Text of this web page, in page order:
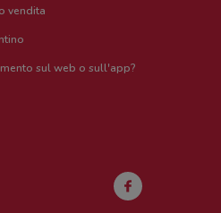
vendita
sul web o sull'app?